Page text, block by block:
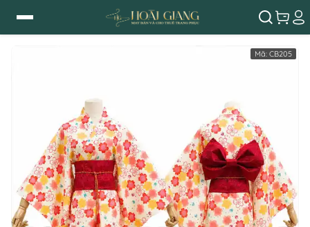
Mã: CB205